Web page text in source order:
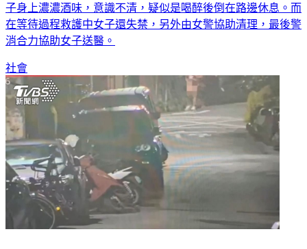
子身上濃濃酒味，意識不清，疑似是喝醉後倒在路邊休息。而
在等待過程救護中女子還失禁，另外由女警協助清理，最後警
消合力協助女子送醫。
社會